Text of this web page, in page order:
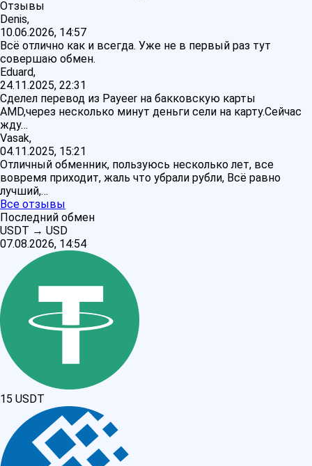
Отзывы
Denis,
10.06.2026, 14:57
Всё отлично как и всегда. Уже не в первый раз тут
совершаю обмен.
Eduard,
24.11.2025, 22:31
Сделел перевод из Payeer на бакковскую карты
AMD,через несколько минут деньги сели на карту.Сейчас
жду…
Vasak,
04.11.2025, 15:21
Отличный обменник, пользуюсь несколько лет, все
вовремя приходит, жаль что убрали рубли, Всё равно
лучший,…
Все отзывы
Последний обмен
USDT → USD
07.08.2026, 14:54
15 USDT